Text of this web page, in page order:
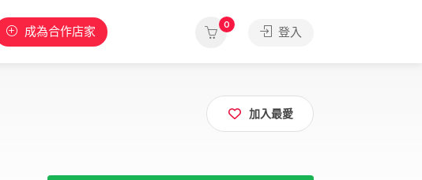
成為合作店家 0
登入
加入最愛